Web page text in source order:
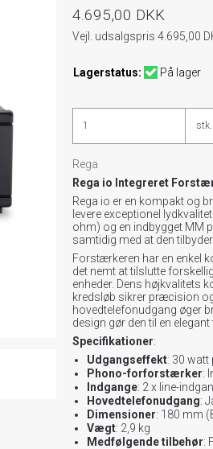
4.695,00 DKK
Vejl. udsalgspris 4.695,00
Lagerstatus: På lager
stk.
Rega
Rega io Integreret
Rega io er en kompakt og
levere exceptionel
ohm) og en indbygget MM
samtidig med at den
Forstærkeren har en enkel
det nemt at tilslutte
enheder. Dens højkvalitets
kredsløb sikrer præcision
hovedtelefonudgang øger
design gør den til en
Specifikationer:
Udgangseffekt: 30 watt
Phono-forforstærker:
Indgange: 2 x line-
Hovedtelefonudgang:
Dimensioner: 180 mm
Vægt: 2,9 kg
Medfølgende tilbehør: